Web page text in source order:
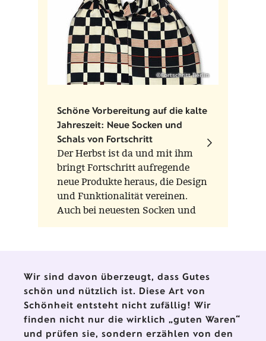
Auflagenhöhe und das
Herstellungsjahr vermerkt.
©Fortschritt Berlin
Schöne Vorbereitung auf die kalte
Jahreszeit: Neue Socken und
Schals von Fortschritt
Der Herbst ist da und mit ihm
bringt Fortschritt aufregende
neue Produkte heraus, die Design
und Funktionalität vereinen.
Auch bei neuesten Socken und
Schals geht Fortschritt eine
Wir sind davon überzeugt, dass Gutes
schön und nützlich ist. Diese Art von
Schönheit entsteht nicht zufällig! Wir
finden nicht nur die wirklich „guten Waren“
und prüfen sie, sondern erzählen von den